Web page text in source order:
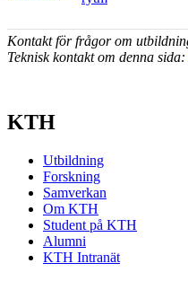
Kontakt för frågor om
Teknisk kontakt om denna sida:
KTH
Utbildning
Forskning
Samverkan
Om KTH
Student på KTH
Alumni
KTH Intranät